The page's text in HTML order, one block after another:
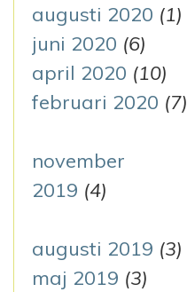
augusti 2020 (1)
juni 2020 (6)
april 2020 (10)
februari 2020 (7)
november
2019 (4)
augusti 2019 (3)
maj 2019 (3)